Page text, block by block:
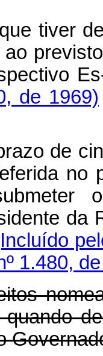
tiver
de 1969)
de
no
da
1.480,